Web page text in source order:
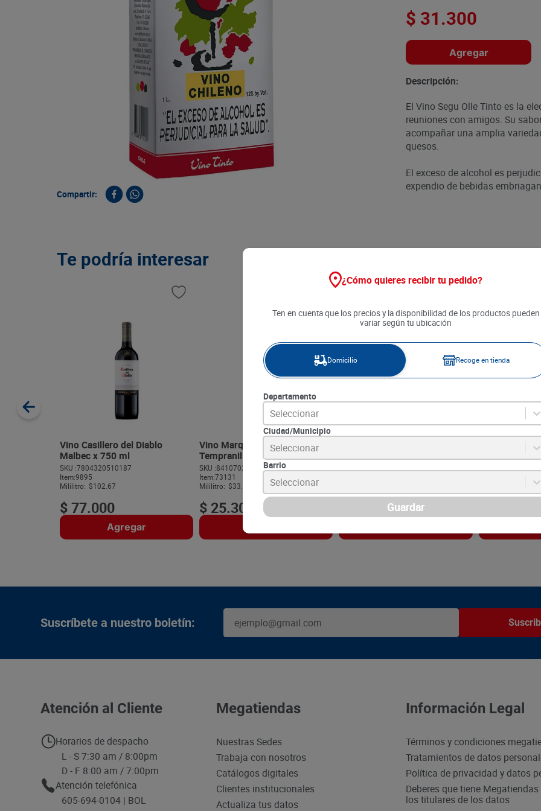
9.
queso
10. papa
Compartir:
$ 31.300
Agregar
Descripción:
El Vino Segu Olle Tinto es la
reuniones con amigos. Su
acompañar una amplia
quesos.
El exceso de alcohol es
expendio de bebidas
Te podría interesar
Vino Casillero del Diablo
Malbec x 750 ml
SKU :7804320510187
Item:9895
Mililitro: $102.67
$77.000
Agregar
Vino Marqués de León
Tempranillo x 750 ml
SKU :8410702044882
Item:73131
Mililitro: $33.73
$ 25.300 100
Vino
Espumante x
Suscríbete a nuestro boletín:
Atención al Cliente
Horarios de despacho
L - S 7:30 am / 8:00pm
D - F 8:00 am / 7:00pm
Atención telefónica
605-694-0104 | BOL
Megatiendas
Nuestras Sedes
Trabaja con nosotros
Catálogos digitales
Clientes institucionales
Actualiza tus datos
Información Legal
Términos y condiciones
Tratamientos de datos
Política de privacidad y datos
Deberes que tiene
los titulares de los datos
¿Cómo quieres recibir tu pedido?
Ten en cuenta que los precios y la disponibilidad de los productos pueden
variar según tu ubicación
Domicilio Recoge en tienda
Departamento
Seleccionar
Ciudad/Municipio
Seleccionar
Barrio
Seleccionar
Guardar